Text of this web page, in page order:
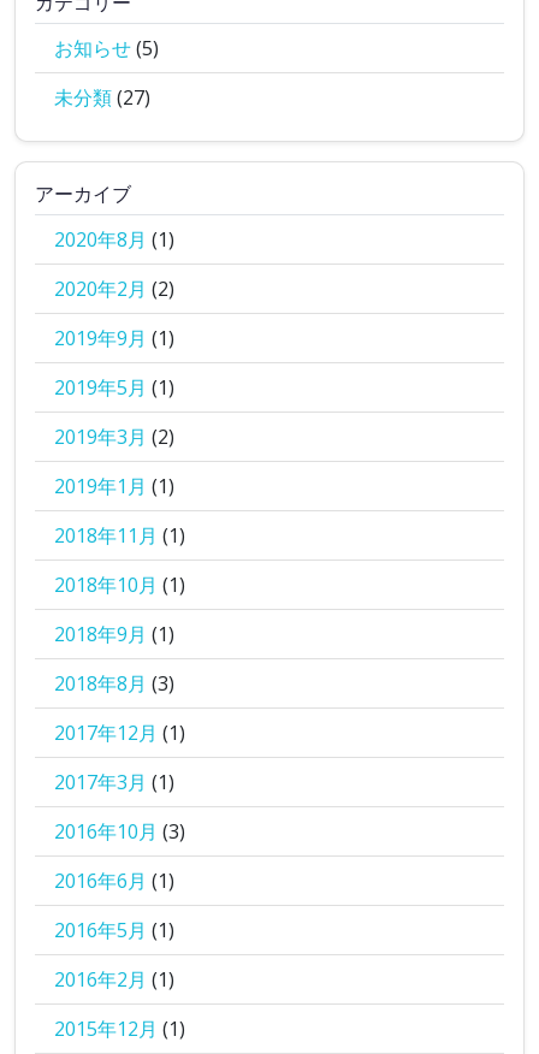
お知らせ(5)
未分類(27)
アーカイブ
2020年8月 (1)
2020年2月 (2)
2019年9月 (1)
2019年5月 (1)
2019年3月 (2)
2019年1月 (1)
2018年11月 (1)
2018年10月 (1)
2018年9月 (1)
2018年8月 (3)
2017年12月 (1)
2017年3月 (1)
2016年10月 (3)
2016年6月 (1)
2016年5月 (1)
2016年2月 (1)
2015年12月 (1)